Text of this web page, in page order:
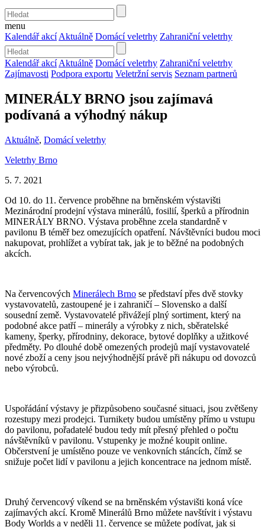
menu
Kalendář akcí Aktuálně Domácí veletrhy Zahraniční veletrhy
Kalendář akcí Aktuálně Domácí veletrhy Zahraniční veletrhy
Zajímavosti Podpora exportu Veletržní servis Seznam partnerů
MINERÁLY BRNO jsou zajímavá
podívaná a výhodný nákup
Aktuálně, Domácí veletrhy
Veletrhy Brno
5. 7. 2021
Od 10. do 11. července proběhne na brněnském výstavišti
Mezinárodní prodejní výstava minerálů, fosilií, šperků a přírodnin
MINERÁLY BRNO. Výstava proběhne zcela standardně v
pavilonu B téměř bez omezujících opatření. Návštěvníci budou moci
nakupovat, prohlížet a vybírat tak, jak je to běžné na podobných
akcích.
Na červencových Minerálech Brno se představí přes dvě stovky
vystavovatelů, zastoupené je i zahraničí – Slovensko a další
sousední země. Vystavovatelé přivážejí plný sortiment, který na
podobné akce patří – minerály a výrobky z nich, sběratelské
kameny, šperky, přírodniny, dekorace, bytové doplňky a užitkové
předměty. Po dlouhé době omezených prodejů mají vystavovatelé
nové zboží a ceny jsou nejvýhodnější právě při nákupu od dovozců
nebo výrobců.
Uspořádání výstavy je přizpůsobeno současné situaci, jsou zvětšeny
rozestupy mezi prodejci. Turnikety budou umístěny přímo u vstupu
do pavilonu, pořadatelé budou tedy mít přesný přehled o počtu
návštěvníků v pavilonu. Vstupenky je možné koupit online.
Občerstvení je umístěno pouze ve venkovních stáncích, čímž se
snižuje počet lidí v pavilonu a jejich koncentrace na jednom místě.
Druhý červencový víkend se na brněnském výstavišti koná více
zajímavých akcí. Kromě Minerálů Brno můžete navštívit i výstavu
Body Worlds a v neděli 11. července se můžete podívat, jak si